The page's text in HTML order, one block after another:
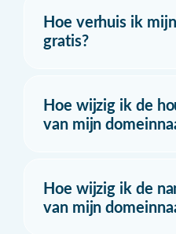
Hoe verhuis ik
gratis?
Hoe wijzig ik de
van mijn
Hoe wijzig ik de
van mijn